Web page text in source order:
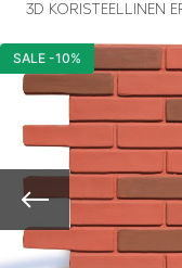
3D KORISTEELLINEN
SALE -10%